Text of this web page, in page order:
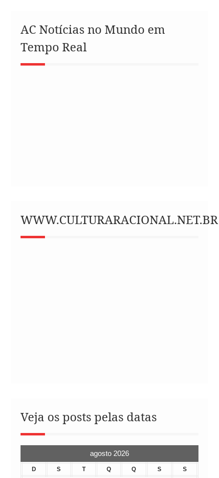
AC Notícias no Mundo em
Tempo Real
WWW.CULTURARACIONAL.NET.BR
Veja os posts pelas datas
agosto 2026
D S T Q Q S
S